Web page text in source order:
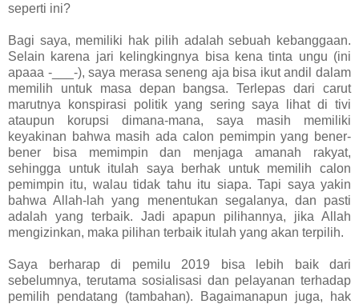
seperti ini?
Bagi saya, memiliki hak pilih adalah sebuah kebanggaan.
Selain karena jari kelingkingnya bisa kena tinta ungu (ini
apaaa -___-), saya merasa seneng aja bisa ikut andil dalam
memilih untuk masa depan bangsa. Terlepas dari carut
marutnya konspirasi politik yang sering saya lihat di tivi
ataupun korupsi dimana-mana, saya masih memiliki
keyakinan bahwa masih ada calon pemimpin yang bener-
bener bisa memimpin dan menjaga amanah rakyat,
sehingga untuk itulah saya berhak untuk memilih calon
pemimpin itu, walau tidak tahu itu siapa. Tapi saya yakin
bahwa Allah-lah yang menentukan segalanya, dan pasti
adalah yang terbaik. Jadi apapun pilihannya, jika Allah
mengizinkan, maka pilihan terbaik itulah yang akan terpilih.
Saya berharap di pemilu 2019 bisa lebih baik dari
sebelumnya, terutama sosialisasi dan pelayanan terhadap
pemilih pendatang (tambahan). Bagaimanapun juga, hak